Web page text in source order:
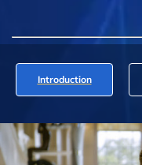
Introduction